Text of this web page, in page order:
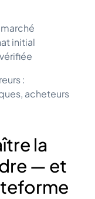
initial
:
acheteurs
la
— et